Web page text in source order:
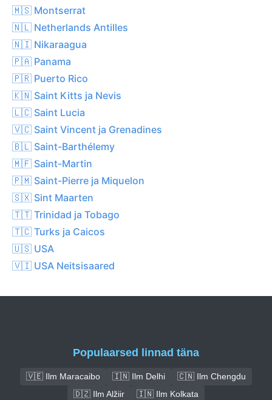
🇲🇸 Montserrat
🇳🇱 Netherlands Antilles
🇳🇮 Nikaraagua
🇵🇦 Panama
🇵🇷 Puerto Rico
🇰🇳 Saint Kitts ja Nevis
🇱🇨 Saint Lucia
🇻🇨 Saint Vincent ja Grenadines
🇧🇱 Saint-Barthélemy
🇲🇫 Saint-Martin
🇵🇲 Saint-Pierre ja Miquelon
🇸🇽 Sint Maarten
🇹🇹 Trinidad ja Tobago
🇹🇨 Turks ja Caicos
🇺🇸 USA
🇻🇮 USA Neitsisaared
Populaarsed linnad täna
🇻🇪 Ilm Maracaibo 🇮🇳 Ilm Delhi
🇨🇳 Ilm Chengdu
🇩🇿 Ilm Alžiir
🇮🇳 Ilm Kolkata